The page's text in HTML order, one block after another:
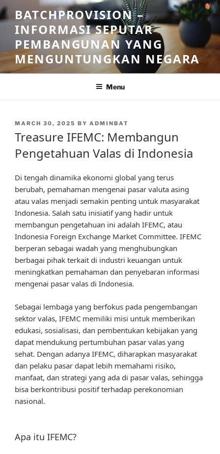
Skip
to
content
BATCHPROVISION –
INFORMASI SEPUTAR
PEMBANGUNAN YANG
MENGUNTUNGKAN NEGARA
Menu
POSTED
MARCH 30, 2025 BY ADMINBAT
Treasure IFEMC: Membangun
Pengetahuan Valas di Indonesia
Di tengah dinamika ekonomi global yang terus
berubah, pemahaman mengenai pasar valuta asing
atau valas menjadi semakin penting untuk masyarakat
Indonesia. Salah satu inisiatif yang hadir untuk
membangun pengetahuan ini adalah IFEMC, atau
Indonesia Foreign Exchange Market Committee. IFEMC
berperan sebagai wadah yang menghubungkan
berbagai pihak terkait di industri keuangan untuk
meningkatkan pemahaman dan penyebaran informasi
mengenai pasar valas di Indonesia.
Sebagai lembaga yang berfokus pada pengembangan
sektor valas, IFEMC memiliki misi untuk memberikan
edukasi, sosialisasi, dan pembentukan kebijakan yang
dapat mendukung pertumbuhan pasar valas yang
sehat. Dengan adanya IFEMC, diharapkan masyarakat
dan pelaku pasar dapat lebih memahami risiko,
manfaat, dan strategi yang ada di pasar valas, sehingga
bisa berkontribusi positif terhadap perekonomian
nasional.
Apa itu IFEMC?